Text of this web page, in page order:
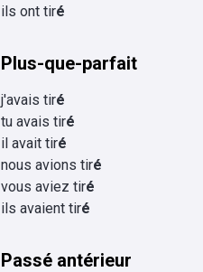
ils ont tiré
Plus-que-parfait
j'avais tiré
tu avais tiré
il avait tiré
nous avions tiré
vous aviez tiré
ils avaient tiré
Passé antérieur